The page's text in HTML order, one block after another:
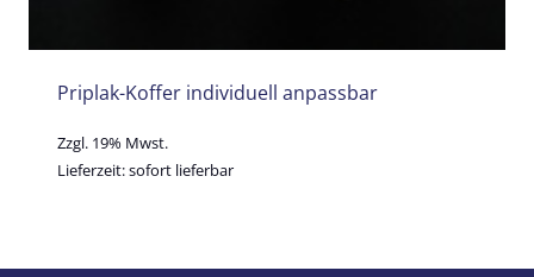
Priplak-Koffer individuell anpassbar
Zzgl. 19% Mwst.
Lieferzeit: sofort lieferbar